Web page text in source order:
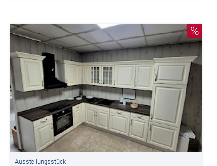
%
Ausstellungsstück